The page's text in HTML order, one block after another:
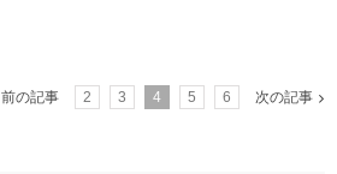
前の記事 2 3 4 5 6 次の記事